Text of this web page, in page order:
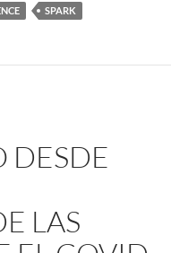
SPARK
DESDE
LAS